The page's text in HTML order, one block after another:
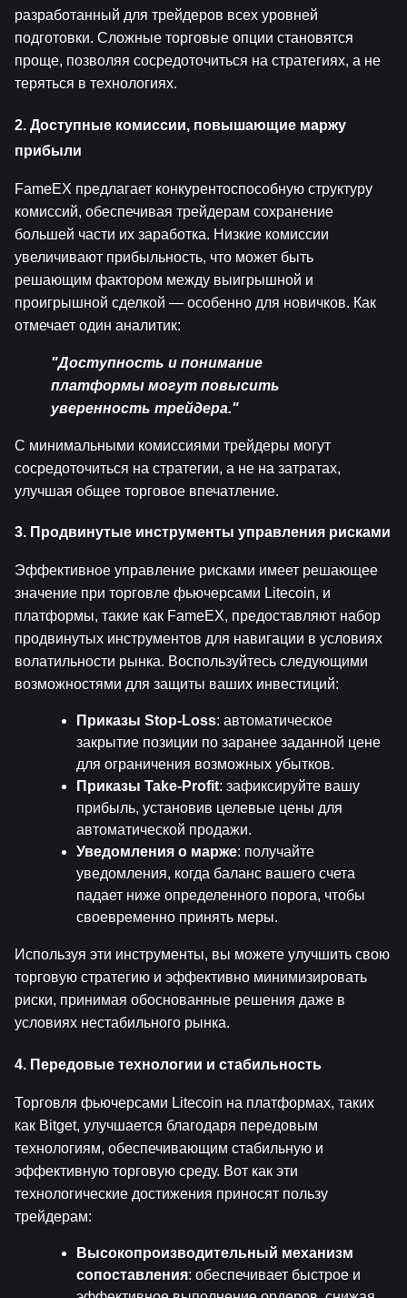
разработанный для трейдеров всех уровней
подготовки. Сложные торговые опции становятся
проще, позволяя сосредоточиться на стратегиях, а не
теряться в технологиях.
2. Доступные комиссии, повышающие маржу
прибыли
FameEX предлагает конкурентоспособную структуру
комиссий, обеспечивая трейдерам сохранение
большей части их заработка. Низкие комиссии
увеличивают прибыльность, что может быть
решающим фактором между выигрышной и
проигрышной сделкой — особенно для новичков. Как
отмечает один аналитик:
"Доступность и понимание
платформы могут повысить
уверенность трейдера."
С минимальными комиссиями трейдеры могут
сосредоточиться на стратегии, а не на затратах,
улучшая общее торговое впечатление.
3. Продвинутые инструменты управления рисками
Эффективное управление рисками имеет решающее
значение при торговле фьючерсами Litecoin, и
платформы, такие как FameEX, предоставляют набор
продвинутых инструментов для навигации в условиях
волатильности рынка. Воспользуйтесь следующими
возможностями для защиты ваших инвестиций:
Приказы Stop-Loss: автоматическое
закрытие позиции по заранее заданной цене
для ограничения возможных убытков.
Приказы Take-Profit: зафиксируйте вашу
прибыль, установив целевые цены для
автоматической продажи.
Уведомления о марже: получайте
уведомления, когда баланс вашего счета
падает ниже определенного порога, чтобы
своевременно принять меры.
Используя эти инструменты, вы можете улучшить свою
торговую стратегию и эффективно минимизировать
риски, принимая обоснованные решения даже в
условиях нестабильного рынка.
4. Передовые технологии и стабильность
Торговля фьючерсами Litecoin на платформах, таких
как Bitget, улучшается благодаря передовым
технологиям, обеспечивающим стабильную и
эффективную торговую среду. Вот как эти
технологические достижения приносят пользу
трейдерам:
Высокопроизводительный механизм
сопоставления: обеспечивает быстрое и